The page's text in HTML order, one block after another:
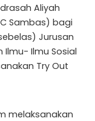
Aliyah
Sambas) bagi
Jurusan
Ilmu- Ilmu Sosial
Try Out
melaksanakan